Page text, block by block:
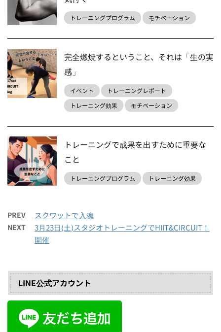
トレーニングプログラム モチベーション
完全燃焼するということ、それは「生の実
感」
イベント
トレーニングレポート
トレーニング効果
モチベーション
トレーニングで成果を出すために重要な
こと
トレーニングプログラム トレーニング効果
PREV スクワットで入魂
NEXT
3月23日(土)スタジオトレーニングでHIIT&CIRCUIT！
開催
LINE公式アカウント